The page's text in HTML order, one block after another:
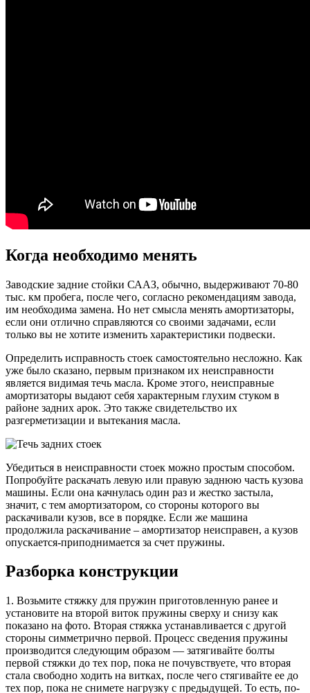
Когда необходимо менять
Заводские задние стойки СААЗ, обычно, выдерживают 70-80
тыс. км пробега, после чего, согласно рекомендациям завода,
им необходима замена. Но нет смысла менять амортизаторы,
если они отлично справляются со своими задачами, если
только вы не хотите изменить характеристики подвески.
Определить исправность стоек самостоятельно несложно. Как
уже было сказано, первым признаком их неисправности
является видимая течь масла. Кроме этого, неисправные
амортизаторы выдают себя характерным глухим стуком в
районе задних арок. Это также свидетельство их
разгерметизации и вытекания масла.
Убедиться в неисправности стоек можно простым способом.
Попробуйте раскачать левую или правую заднюю часть кузова
машины. Если она качнулась один раз и жестко застыла,
значит, с тем амортизатором, со стороны которого вы
раскачивали кузов, все в порядке. Если же машина
продолжила раскачивание – амортизатор неисправен, а кузов
опускается-приподнимается за счет пружины.
Разборка конструкции
1. Возьмите стяжку для пружин приготовленную ранее и
установите на второй виток пружины сверху и снизу как
показано на фото. Вторая стяжка устанавливается с другой
стороны симметрично первой. Процесс сведения пружины
производится следующим образом — затягивайте болты
первой стяжки до тех пор, пока не почувствуете, что вторая
стала свободно ходить на витках, после чего стягивайте ее до
тех пор, пока не снимете нагрузку с предыдущей. То есть, по-